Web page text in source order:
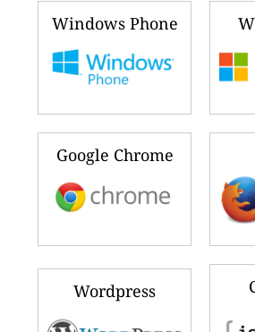
Windows Phone
Google Chrome
Wordpress